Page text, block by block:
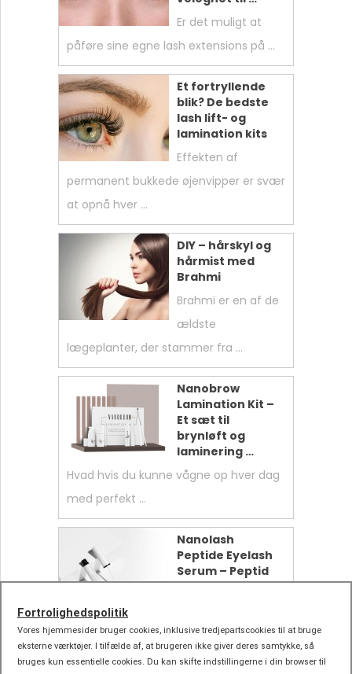
Er det muligt at
påføre sine egne lash extensions på …
Et fortryllende
blik? De bedste
lash lift- og
lamination kits
Effekten af
permanent bukkede øjenvipper er svær
at opnå hver …
DIY – hårskyl og
hårmist med
Brahmi
Brahmi er en af ​​de
ældste
lægeplanter, der stammer fra …
Nanobrow
Lamination Kit –
Et sæt til
brynløft og
laminering …
Hvad hvis du kunne vågne op hver dag
med perfekt …
Nanolash
Peptide Eyelash
Serum – Peptid
Lash Serummet,
Smukke vipper er mere end bare
prikken over i’et på …
Fortrolighedspolitik
Vores hjemmesider bruger cookies, inklusive tredjepartscookies til at bruge
eksterne værktøjer. I tilfælde af, at brugeren ikke giver deres samtykke, så
bruges kun essentielle cookies. Du kan skifte indstillingerne i din browser til